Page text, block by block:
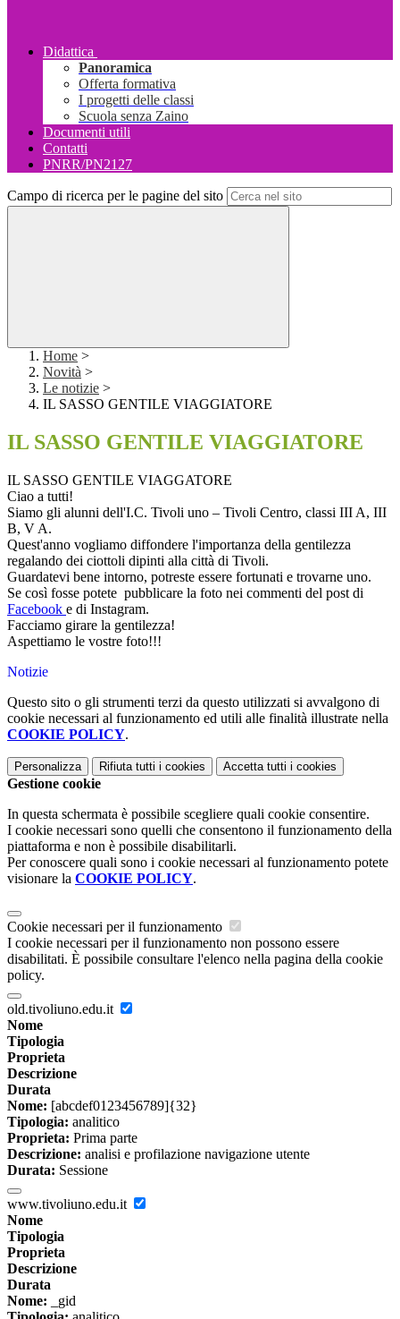
Didattica
Panoramica
Offerta formativa
I progetti delle classi
Scuola senza Zaino
Documenti utili
Contatti
PNRR/PN2127
Campo di ricerca per le pagine del sito
Home >
Novità >
Le notizie >
IL SASSO GENTILE VIAGGIATORE
IL SASSO GENTILE VIAGGIATORE
IL SASSO GENTILE VIAGGATORE
Ciao a tutti!
Siamo gli alunni dell'I.C. Tivoli uno – Tivoli Centro, classi III A, III
B, V A.
Quest'anno vogliamo diffondere l'importanza della gentilezza
regalando dei ciottoli dipinti alla città di Tivoli.
Guardatevi bene intorno, potreste essere fortunati e trovarne uno.
Se così fosse potete pubblicare la foto nei commenti del post di
Facebook e di Instagram.
Facciamo girare la gentilezza!
Aspettiamo le vostre foto!!!
Notizie
Questo sito o gli strumenti terzi da questo utilizzati si avvalgono di
cookie necessari al funzionamento ed utili alle finalità illustrate nella
COOKIE POLICY.
Personalizza Rifiuta tutti i cookies Accetta tutti i cookies
Gestione cookie
In questa schermata è possibile scegliere quali cookie consentire.
I cookie necessari sono quelli che consentono il funzionamento della
piattaforma e non è possibile disabilitarli.
Per conoscere quali sono i cookie necessari al funzionamento potete
visionare la COOKIE POLICY.
Cookie necessari per il funzionamento
I cookie necessari per il funzionamento non possono essere
disabilitati. È possibile consultare l'elenco nella pagina della cookie
policy.
old.tivoliuno.edu.it
Nome
Tipologia
Proprieta
Descrizione
Durata
Nome: [abcdef0123456789]{32}
Tipologia: analitico
Proprieta: Prima parte
Descrizione: analisi e profilazione navigazione utente
Durata: Sessione
www.tivoliuno.edu.it
Nome
Tipologia
Proprieta
Descrizione
Durata
Nome: _gid